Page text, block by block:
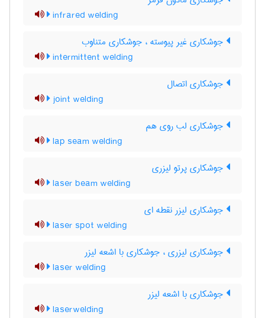
infrared welding
جوشکاری غیر پیوسته ، جوشکاری متناوب
intermittent welding
جوشکاری اتصال
joint welding
جوشکاری لب روی هم
lap seam welding
جوشکاری پرتو لیزری
laser beam welding
جوشکاری لیزر نقطه ای
laser spot welding
جوشکاری لیزری ، جوشکاری با اشعه لیزر
laser welding
جوشکاری با اشعه لیزر
laserwelding